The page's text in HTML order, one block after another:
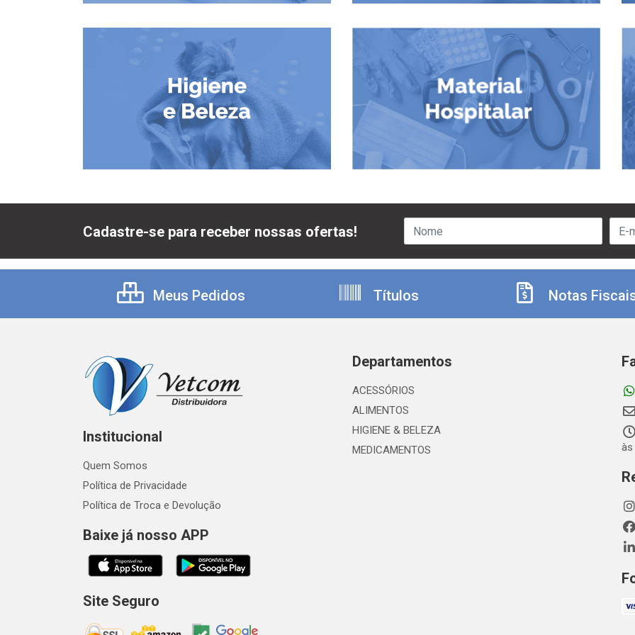
Cadastre-se para receber nossas ofertas!
Meus Pedidos Títulos Notas
Institucional
Quem Somos
Política de Privacidade
Política de Troca e Devolução
Baixe já nosso APP
Site Seguro
Departamentos
ACESSÓRIOS
ALIMENTOS
HIGIENE & BELEZA
MEDICAMENTOS
às